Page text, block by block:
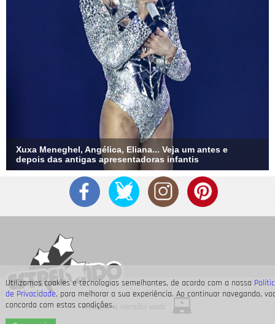
Utilizamos cookies e tecnologias semelhantes, de acordo com a nossa
de Privacidade, para melhorar a sua experiência. Ao continuar navegando,
concorda com estas condições.
Xuxa Meneghel, Angélica, Eliana... Veja um antes e
depois das antigas apresentadoras infantis
Acesse a versão web